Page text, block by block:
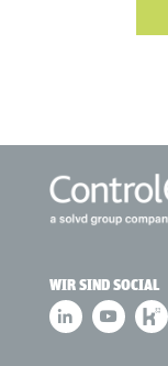
WIR SIND SOCIAL